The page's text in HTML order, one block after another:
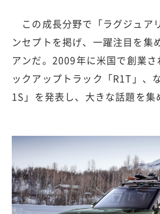
この成長分野で「ラグジュア
ンセプトを掲げ、一躍注目を集
アンだ。2009年に米国で創業
ックアップトラック「R1T」、
1S」を発表し、大きな話題を集